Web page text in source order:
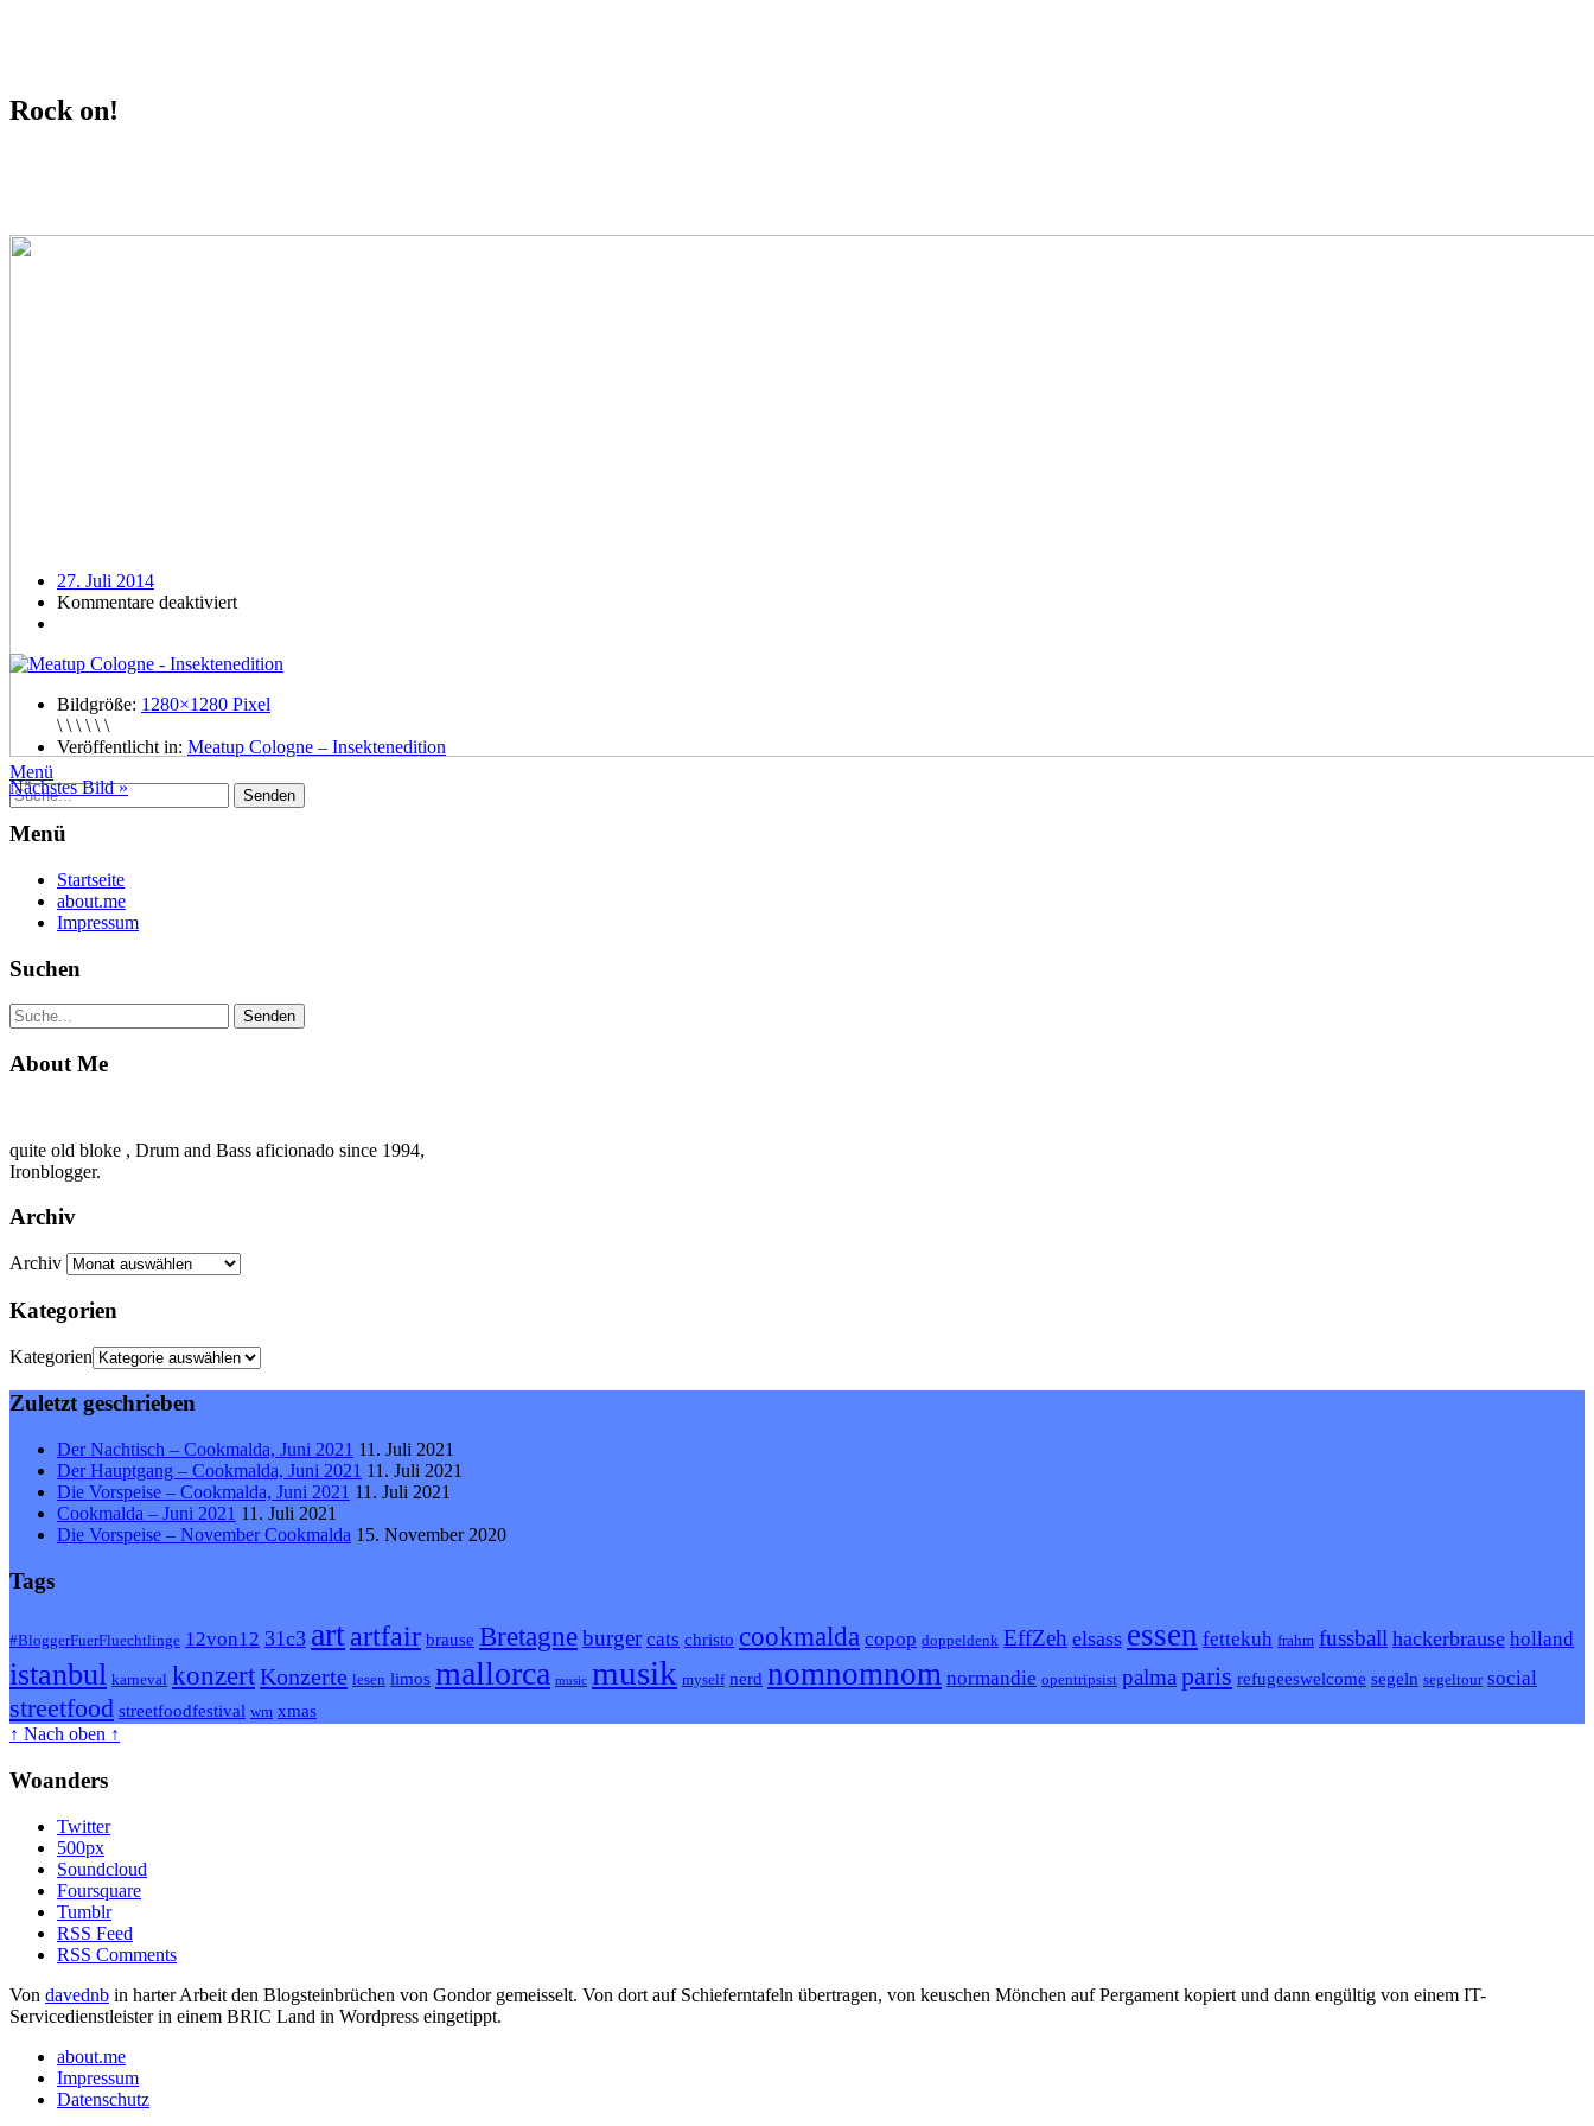
Rock on!
Menü
27. Juli 2014
Kommentare deaktiviert
Bildgröße: 1280×1280 Pixel
\ \ \ \ \ \
Veröffentlicht in: Meatup Cologne – Insektenedition
Nächstes Bild »
Menü
Startseite
about.me
Impressum
Suchen
About Me
quite old bloke , Drum and Bass aficionado since 1994,
Ironblogger.
Archiv
Archiv
Kategorien
Kategorien
Zuletzt geschrieben
Der Nachtisch – Cookmalda, Juni 2021 11. Juli 2021
Der Hauptgang – Cookmalda, Juni 2021 11. Juli 2021
Die Vorspeise – Cookmalda, Juni 2021 11. Juli 2021
Cookmalda – Juni 2021 11. Juli 2021
Die Vorspeise – November Cookmalda 15. November 2020
Tags
#BloggerFuerFluechtlinge 12von12 31c3 artartfair brause Bretagneburger cats christo cookmalda copop doppeldenk EffZeh elsass essen fettekuh frahm fussball hackerbrause holland
istanbul karneval konzertKonzerte lesen limos mallorca music musik myself nerd nomnomnom normandie opentripsist palmaparis refugeeswelcome segeln segeltour social
streetfood streetfoodfestival wm xmas
↑ Nach oben ↑
Woanders
Twitter
500px
Soundcloud
Foursquare
Tumblr
RSS Feed
RSS Comments
Von davednb in harter Arbeit den Blogsteinbrüchen von Gondor gemeisselt. Von dort auf Schieferntafeln übertragen, von keuschen Mönchen auf Pergament kopiert und dann engültig von einem IT-
Servicedienstleister in einem BRIC Land in Wordpress eingetippt.
about.me
Impressum
Datenschutz